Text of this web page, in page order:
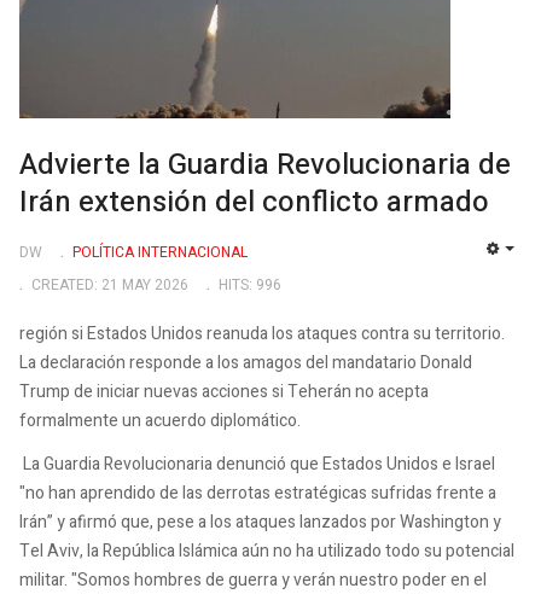
Advierte la Guardia Revolucionaria de
Irán extensión del conflicto armado
DW
POLÍTICA INTERNACIONAL
CREATED: 21 MAY 2026
HITS: 996
región si Estados Unidos reanuda los ataques contra su territorio.
La declaración responde a los amagos del mandatario Donald
Trump de iniciar nuevas acciones si Teherán no acepta
formalmente un acuerdo diplomático.
La Guardia Revolucionaria denunció que Estados Unidos e Israel
"no han aprendido de las derrotas estratégicas sufridas frente a
Irán” y afirmó que, pese a los ataques lanzados por Washington y
Tel Aviv, la República Islámica aún no ha utilizado todo su potencial
militar. "Somos hombres de guerra y verán nuestro poder en el